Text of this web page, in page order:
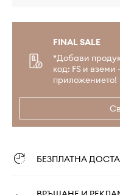
FINAL SALE
*Добави
код: FS и вземи
приложението!
БЕЗПЛАТНА